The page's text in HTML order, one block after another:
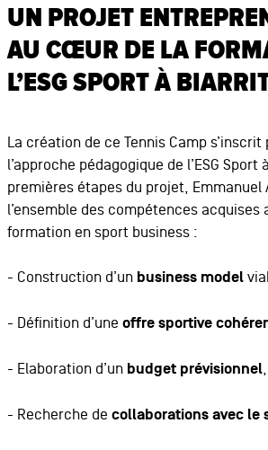
UN PROJET
AU CŒUR DE LA
L’ESG SPORT À
La création de ce Tennis Camp
l’approche pédagogique de l’ESG Sport
premières étapes du projet, Emmanuel
l’ensemble des compétences acquises
formation en sport business :
- Construction d’un business model
- Définition d’une offre sportive
- Elaboration d’un budget prévisionnel,
- Recherche de collaborations avec le